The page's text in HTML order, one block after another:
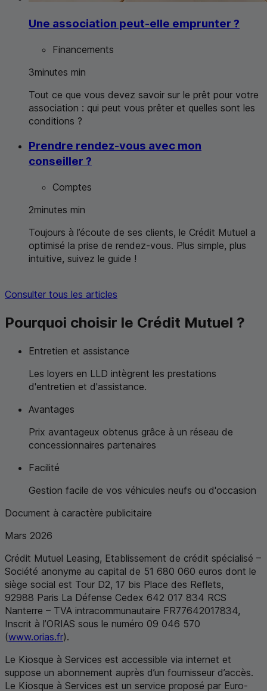
Une association peut-elle emprunter ?
Financements
3minutes min
Tout ce que vous devez savoir sur le prêt pour votre
association : qui peut vous prêter et quelles sont les
conditions ?
Prendre rendez-vous avec mon
conseiller ?
Comptes
2minutes min
Toujours à l’écoute de ses clients, le Crédit Mutuel a
optimisé la prise de rendez-vous. Plus simple, plus
intuitive, suivez le guide !
Consulter tous les articles
Pourquoi choisir le Crédit Mutuel ?
Entretien et assistance
Les loyers en LLD intègrent les prestations
d'entretien et d'assistance.
Avantages
Prix avantageux obtenus grâce à un réseau de
concessionnaires partenaires
Facilité
Gestion facile de vos véhicules neufs ou d'occasion
Document à caractère publicitaire
Mars 2026
Crédit Mutuel Leasing, Etablissement de crédit spécialisé –
Société anonyme au capital de 51 680 060 euros dont le
siège social est Tour D2, 17 bis Place des Reflets,
92988 Paris La Défense Cedex 642 017 834 RCS
Nanterre – TVA intracommunautaire FR77642017834,
Inscrit à l’ORIAS sous le numéro 09 046 570
(www.orias.fr).
Le Kiosque à Services est accessible via internet et
suppose un abonnement auprès d’un fournisseur d’accès.
Le Kiosque à Services est un service proposé par Euro-